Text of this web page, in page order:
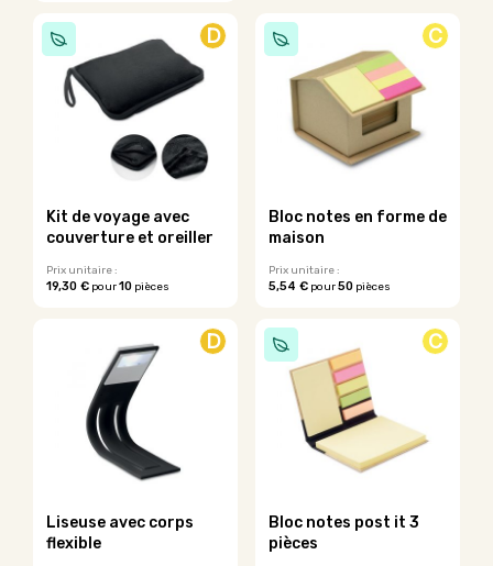
D
Kit de voyage avec
couverture et oreiller
Prix unitaire :
19,30 € pour10 pièces
C
Bloc notes en forme de
maison
Prix unitaire :
5,54 €pour50pièces
D
Liseuse avec corps
flexible
C
Bloc notes post it 3
pièces